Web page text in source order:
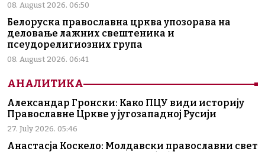
08. August 2026. 06:50
Белоруска православна црква упозорава на
деловање лажних свештеника и
псеудорелигиозних група
08. August 2026. 06:41
АНАЛИТИКА
Александар Гронски: Како ПЦУ види историју
Православне Цркве у југозападној Русији
27. July 2026. 05:46
Анастасја Коскело: Молдавски православни свет